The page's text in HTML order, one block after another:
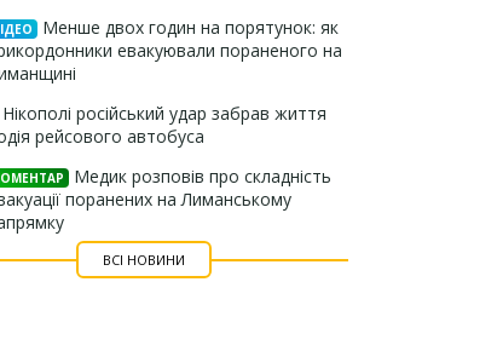
Менше двох годин на порятунок: як
евакуювали пораненого на
російський удар забрав життя
рейсового автобуса
Медик розповів про складність
поранених на Лиманському
ВСІ НОВИНИ